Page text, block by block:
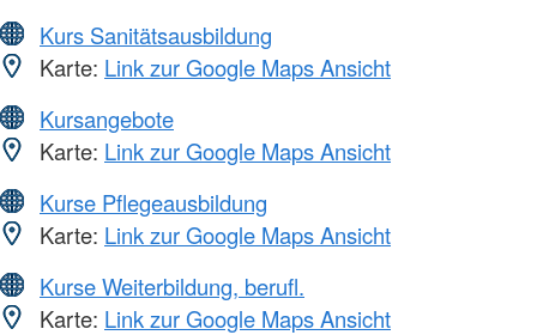
Kurs Sanitätsausbildung
Karte: Link zur Google Maps Ansicht
Kursangebote
Karte: Link zur Google Maps Ansicht
Kurse Pflegeausbildung
Karte: Link zur Google Maps Ansicht
Kurse Weiterbildung, berufl.
Karte: Link zur Google Maps Ansicht